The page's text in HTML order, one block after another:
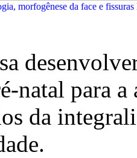
natal para a
da